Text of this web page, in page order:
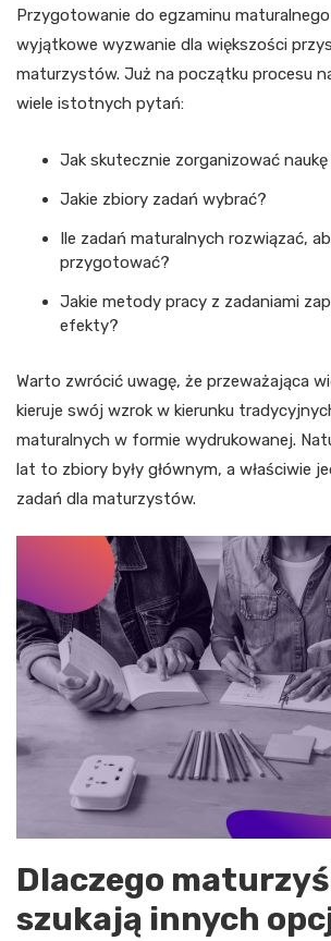
Przygotowanie do egzaminu
wyjątkowe wyzwanie dla większości
maturzystów. Już na początku procesu
wiele istotnych pytań:
Jak skutecznie zorganizować
Jakie zbiory zadań wybrać?
Ile zadań maturalnych rozwiązać,
przygotować?
Jakie metody pracy z zadaniami
efekty?
Warto zwrócić uwagę, że przeważająca
kieruje swój wzrok w kierunku
maturalnych w formie wydrukowanej.
lat to zbiory były głównym, a właściwie
zadań dla maturzystów.
Dlaczego
szukają innych